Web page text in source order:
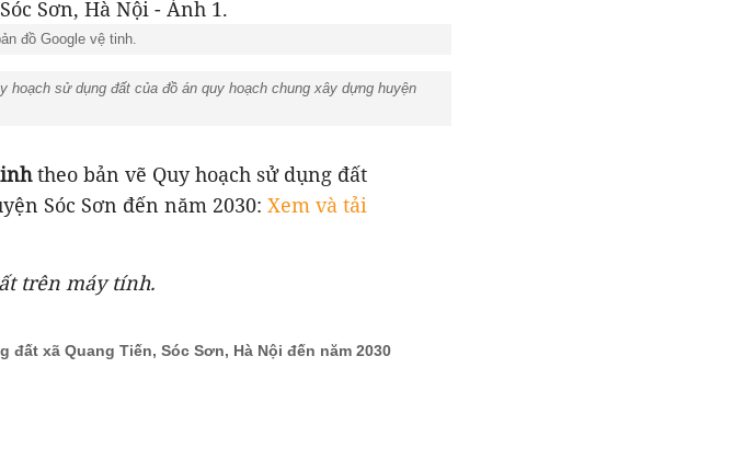
đồ Google vệ tinh.
sử dụng đất của đồ án quy hoạch chung xây dựng huyện
theo bản vẽ Quy hoạch sử dụng đất
Sóc Sơn đến năm 2030: Xem và tải
trên máy tính.